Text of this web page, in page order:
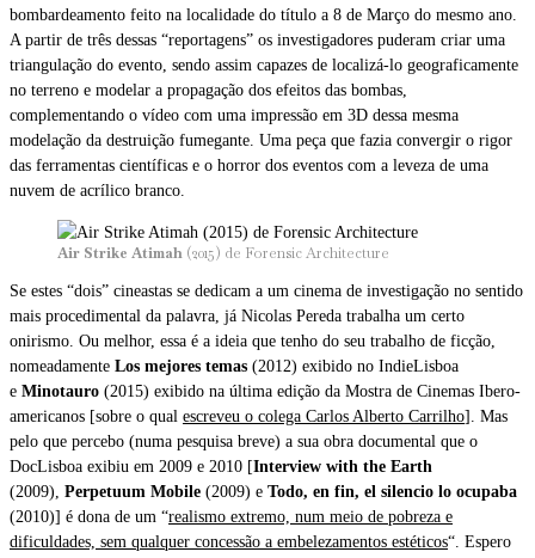
bombardeamento feito na localidade do título a 8 de Março do mesmo ano.
A partir de três dessas “reportagens” os investigadores puderam criar uma
triangulação do evento, sendo assim capazes de localizá-lo geograficamente
no terreno e modelar a propagação dos efeitos das bombas,
complementando o vídeo com uma impressão em 3D dessa mesma
modelação da destruição fumegante. Uma peça que fazia convergir o rigor
das ferramentas científicas e o horror dos eventos com a leveza de uma
nuvem de acrílico branco.
Air Strike Atimah (2015) de Forensic Architecture
Se estes “dois” cineastas se dedicam a um cinema de investigação no sentido
mais procedimental da palavra, já Nicolas Pereda trabalha um certo
onirismo. Ou melhor, essa é a ideia que tenho do seu trabalho de ficção,
nomeadamente Los mejores temas (2012) exibido no IndieLisboa
e Minotauro (2015) exibido na última edição da Mostra de Cinemas Ibero-
americanos [sobre o qual escreveu o colega Carlos Alberto Carrilho]. Mas
pelo que percebo (numa pesquisa breve) a sua obra documental que o
DocLisboa exibiu em 2009 e 2010 [Interview with the Earth
(2009), Perpetuum Mobile (2009) e Todo, en fin, el silencio lo ocupaba
(2010)] é dona de um “realismo extremo, num meio de pobreza e
dificuldades, sem qualquer concessão a embelezamentos estéticos“. Espero